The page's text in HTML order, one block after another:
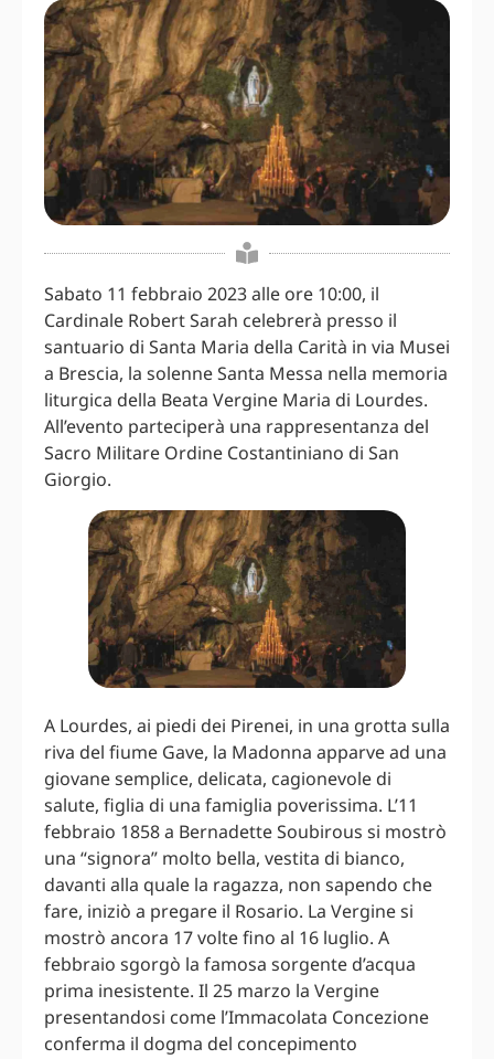
Sabato 11 febbraio 2023 alle ore 10:00, il
Cardinale Robert Sarah celebrerà presso il
santuario di Santa Maria della Carità in via Musei
a Brescia, la solenne Santa Messa nella memoria
liturgica della Beata Vergine Maria di Lourdes.
All’evento parteciperà una rappresentanza del
Sacro Militare Ordine Costantiniano di San
Giorgio.
A Lourdes, ai piedi dei Pirenei, in una grotta sulla
riva del fiume Gave, la Madonna apparve ad una
giovane semplice, delicata, cagionevole di
salute, figlia di una famiglia poverissima. L’11
febbraio 1858 a Bernadette Soubirous si mostrò
una “signora” molto bella, vestita di bianco,
davanti alla quale la ragazza, non sapendo che
fare, iniziò a pregare il Rosario. La Vergine si
mostrò ancora 17 volte fino al 16 luglio. A
febbraio sgorgò la famosa sorgente d’acqua
prima inesistente. Il 25 marzo la Vergine
presentandosi come l’Immacolata Concezione
conferma il dogma del concepimento